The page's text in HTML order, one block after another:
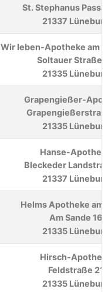
St. Stephanus
21337
Wir leben-Apotheke am
Soltauer Straße
21335
Grapengießer-
21335
Hanse-
Bleckeder
21337
Helms Apotheke am
Am Sande 16
21335
Hirsch-
Feldstraße 21
21335